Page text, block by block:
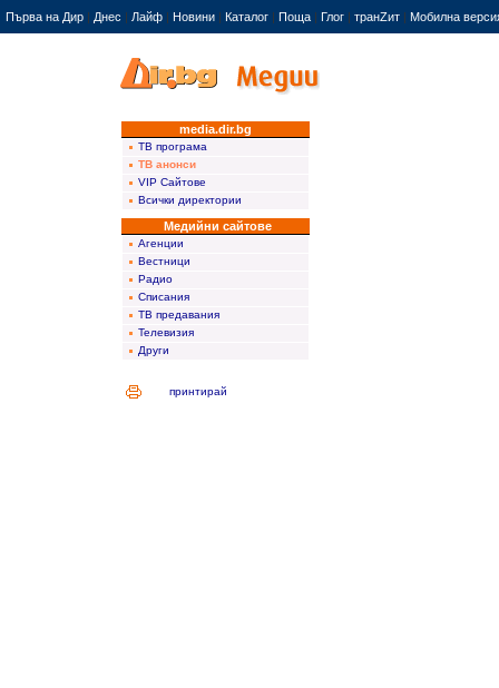
Първа на Дир | Днес | Лайф | Новини | Каталог | Поща | Глог | транZит | Мобилна
media.dir.bg
ТВ програма
ТВ анонси
VIP Сайтове
Всички директории
Медийни сайтове
Агенции
Вестници
Радио
Списания
ТВ предавания
Телевизия
Други
принтирай